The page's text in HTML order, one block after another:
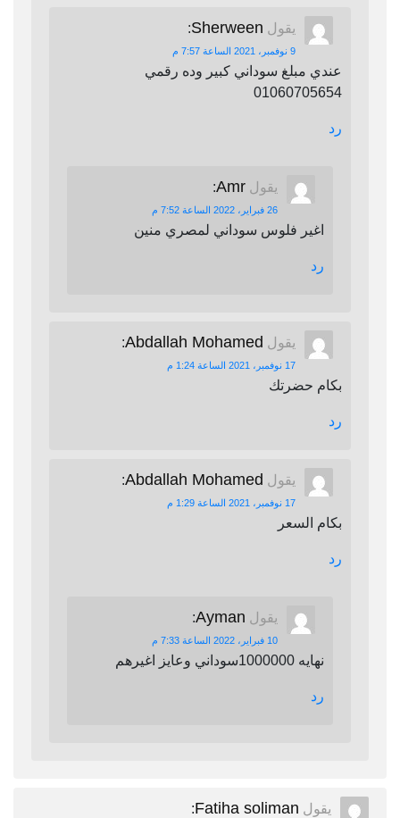
يقول Sherween
:
9 نوفمبر، 2021 الساعة 7:57 م
عندي مبلغ سوداني كبير وده رقمي
01060705654
رد
يقول Amr
:
26 فبراير، 2022 الساعة 7:52 م
اغير فلوس سوداني لمصري منين
رد
يقول Abdallah Mohamed
:
17 نوفمبر، 2021 الساعة 1:24 م
بكام حضرتك
رد
يقول Abdallah Mohamed
:
17 نوفمبر، 2021 الساعة 1:29 م
بكام السعر
رد
يقول Ayman
:
10 فبراير، 2022 الساعة 7:33 م
نهايه 1000000سوداني وعايز اغيرهم
رد
يقول Fatiha soliman
: